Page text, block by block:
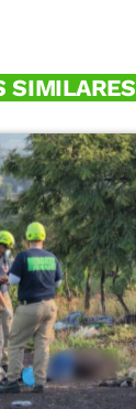
SIMILARES